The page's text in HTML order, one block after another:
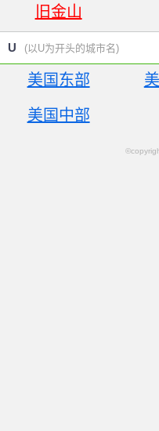
旧金山
U (以U为开头的城市名)
美国东部
美国中部